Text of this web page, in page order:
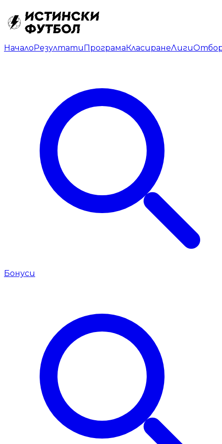
НачалоРезултатиПрограмаКласиранеЛиги
Бонуси